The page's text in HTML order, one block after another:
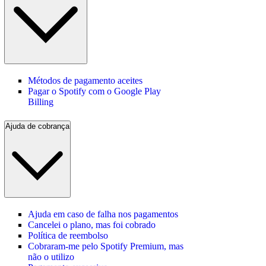
Métodos de pagamento aceites
Pagar o Spotify com o Google Play
Billing
Ajuda de cobrança
Ajuda em caso de falha nos pagamentos
Cancelei o plano, mas foi cobrado
Política de reembolso
Cobraram-me pelo Spotify Premium, mas
não o utilizo